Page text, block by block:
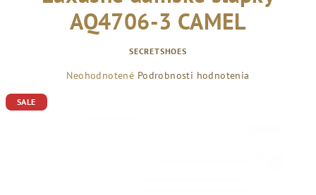
AQ4706-3 CAMEL
SECRETSHOES
Priemerné
Neohodnotené Podrobnosti hodnotenia
SALE